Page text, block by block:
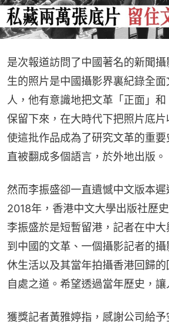
是次報道訪問了中國著名的新聞
生的照片是中國攝影界裏紀錄全
人，他有意識地把文革「正面」
保留下來，在大時代下把照片底片
使這批作品成為了研究文革的重
直被翻成多個語言，於外地出版。
然而李振盛卻一直遺憾中文版本遲
2018年，香港中文大學出版社歷
李振盛於是短暫留港，記者在中
到中國的文革、一個攝影記者的
休生活以及其當年拍攝香港回歸
自處之道。希望透過當年歷史，讓
獲獎記者黃雅婷指，感謝公司給